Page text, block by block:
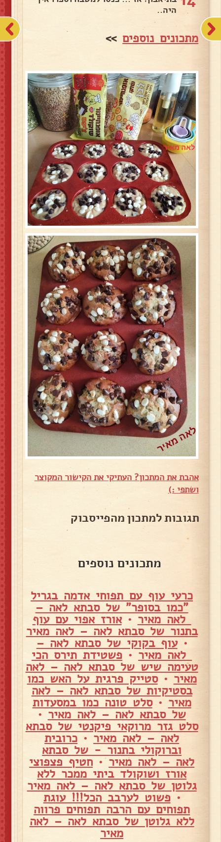
היה..
מתכונים נוספים >>
אהבת את המתכון? העתיקי את הקישור המקוצר
ושתפי :)
תגובות למתכון מהפייסבוק
מתכונים נוספים
כרעי עוף עם תפוחי אדמה בגריל
"כמו בסופר" של סבתא לאה –
לאה מאיר •אורז אפוי עם עוף
בתנור של סבתא לאה – לאה מאיר
•עוף בקוקי של סבתא לאה –
לאה מאיר • פשטידת תירס הכי
טעימה שיש של סבתא לאה – לאה
מאיר •סטייק פרגית על האש כמו
בסטיקיות של סבתא לאה – לאה
מאיר •סלט טונה כמו במסעדות
של סבתא לאה – לאה מאיר •
סלט גזר מרוקאי פיקנטי של סבתא
לאה – לאה מאיר • כרובית
וברוקולי בתנור - של סבתא
לאה – לאה מאיר• חטיף פצפוצי
אורז ושוקולד ביתי ממכר ללא
גלוטן של סבתא לאה – לאה מאיר
• פשוט לערבב הכל!!! עוגת
תפוחים עם הרבה תפוחים פרווה
ללא גלוטן של סבתא לאה – לאה
מאיר